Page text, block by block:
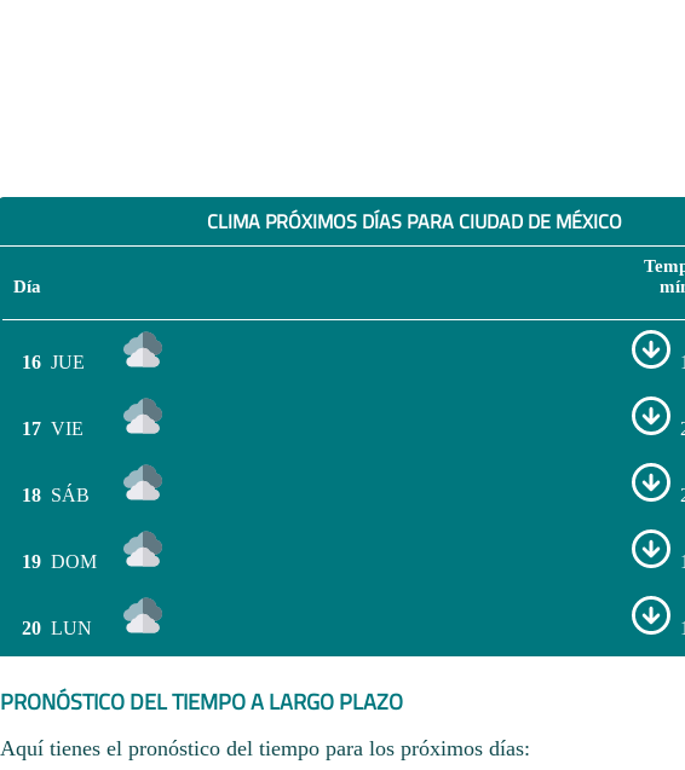
CLIMA PRÓXIMOS DÍAS PARA CIUDAD DE MÉXICO
Día
16 JUE
17 VIE
18 SÁB
19 DOM
20 LUN
PRONÓSTICO DEL TIEMPO A LARGO PLAZO
Aquí tienes el pronóstico del tiempo para los próximos días: